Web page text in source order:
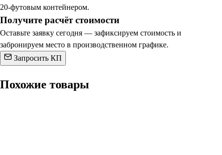
20-футовым контейнером.
Получите расчёт стоимости
Оставьте заявку сегодня — зафиксируем стоимость и
забронируем место в производственном графике.
Запросить КП
Похожие товары